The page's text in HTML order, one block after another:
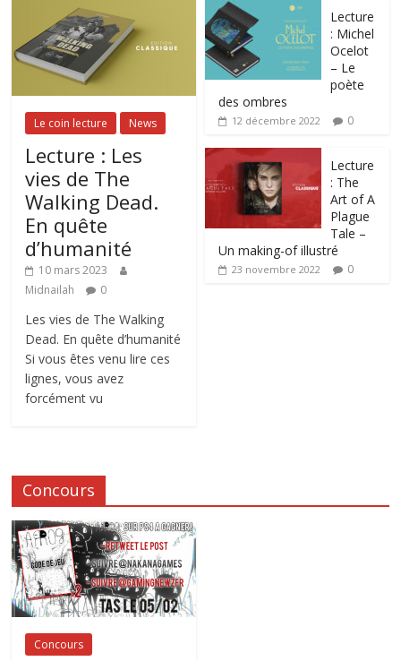
Le coin lecture News
Lecture : Les
vies de The
Walking Dead.
En quête
d’humanité
10 mars 2023
Midnailah
0
Les vies de The Walking
Dead. En quête d’humanité
Si vous êtes venu lire ces
lignes, vous avez
forcément vu
Lecture
: Michel
Ocelot
– Le
poète
des ombres
12 décembre 2022 0
Lecture
: The
Art of A
Plague
Tale –
Un making-of illustré
23 novembre 2022 0
Concours
Concours